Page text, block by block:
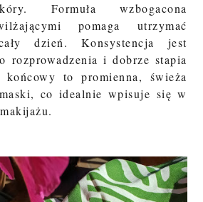
Formuła wzbogacona
pomaga utrzymać
dzień. Konsystencja jest
rozprowadzenia i dobrze stapia
to promienna, świeża
co idealnie wpisuje się w